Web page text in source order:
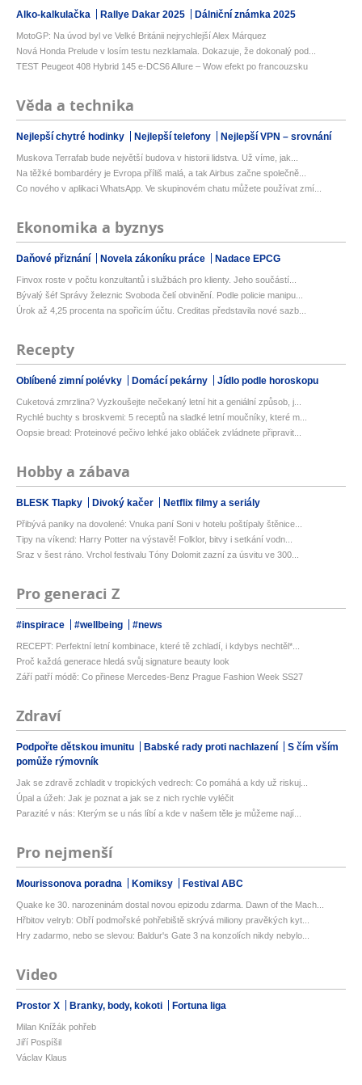
Alko-kalkulačka Rallye Dakar 2025 Dálniční známka 2025
MotoGP: Na úvod byl ve Velké Británii nejrychlejší Alex Márquez
Nová Honda Prelude v losím testu nezklamala. Dokazuje, že dokonalý pod...
TEST Peugeot 408 Hybrid 145 e-DCS6 Allure – Wow efekt po francouzsku
Věda a technika
Nejlepší chytré hodinky Nejlepší telefony Nejlepší VPN – srovnání
Muskova Terrafab bude největší budova v historii lidstva. Už víme, jak...
Na těžké bombardéry je Evropa příliš malá, a tak Airbus začne společně...
Co nového v aplikaci WhatsApp. Ve skupinovém chatu můžete používat zmí...
Ekonomika a byznys
Daňové přiznání Novela zákoníku práce Nadace EPCG
Finvox roste v počtu konzultantů i službách pro klienty. Jeho součástí...
Bývalý šéf Správy železnic Svoboda čelí obvinění. Podle policie manipu...
Úrok až 4,25 procenta na spořicím účtu. Creditas představila nové sazb...
Recepty
Oblíbené zimní polévky Domácí pekárny Jídlo podle horoskopu
Cuketová zmrzlina? Vyzkoušejte nečekaný letní hit a geniální způsob, j...
Rychlé buchty s broskvemi: 5 receptů na sladké letní moučníky, které m...
Oopsie bread: Proteinové pečivo lehké jako obláček zvládnete připravit...
Hobby a zábava
BLESK Tlapky Divoký kačer Netflix filmy a seriály
Přibývá paniky na dovolené: Vnuka paní Soni v hotelu poštípaly štěnice...
Tipy na víkend: Harry Potter na výstavě! Folklor, bitvy i setkání vodn...
Sraz v šest ráno. Vrchol festivalu Tóny Dolomit zazní za úsvitu ve 300...
Pro generaci Z
#inspirace #wellbeing #news
RECEPT: Perfektní letní kombinace, které tě zchladí, i kdybys nechtěl*...
Proč každá generace hledá svůj signature beauty look
Září patří módě: Co přinese Mercedes-Benz Prague Fashion Week SS27
Zdraví
Podpořte dětskou imunitu Babské rady proti nachlazení
S čím vším
pomůže rýmovník
Jak se zdravě zchladit v tropických vedrech: Co pomáhá a kdy už riskuj...
Úpal a úžeh: Jak je poznat a jak se z nich rychle vyléčit
Parazité v nás: Kterým se u nás líbí a kde v našem těle je můžeme nají...
Pro nejmenší
Mourissonova poradna Komiksy Festival ABC
Quake ke 30. narozeninám dostal novou epizodu zdarma. Dawn of the Mach...
Hřbitov velryb: Obří podmořské pohřebiště skrývá miliony pravěkých kyt...
Hry zadarmo, nebo se slevou: Baldur's Gate 3 na konzolích nikdy nebylo...
Video
Prostor X Branky, body, kokoti Fortuna liga
Milan Knížák pohřeb
Jiří Pospíšil
Václav Klaus